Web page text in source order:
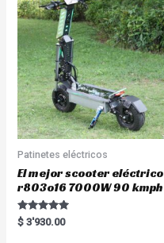
Patinetes eléctricos
El mejor scooter eléctrico
r803o16 7000W 90 kmph
Rated
5.00
$ 3'930.00